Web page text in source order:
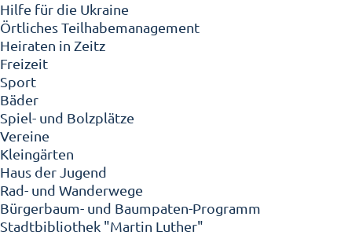
Hilfe für die Ukraine
Örtliches Teilhabemanagement
Heiraten in Zeitz
Freizeit
Sport
Bäder
Spiel- und Bolzplätze
Vereine
Kleingärten
Haus der Jugend
Rad- und Wanderwege
Bürgerbaum- und Baumpaten-Programm
Stadtbibliothek "Martin Luther"